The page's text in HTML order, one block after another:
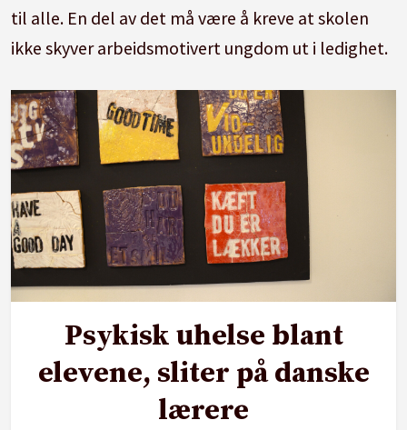
til alle. En del av det må være å kreve at skolen
ikke skyver arbeidsmotivert ungdom ut i ledighet.
Psykisk uhelse blant
elevene, sliter på danske
lærere